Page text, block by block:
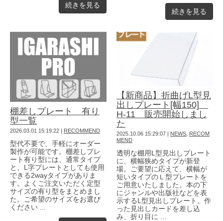
続きを見る
続きを見る
棚差しプレート 有り
型一覧
2026.03.01 15:19:22 | RECOMMEND
型代不要で、手軽にオーダー
製作が可能です。棚差しプレ
ート有り型には、通常タイプ
と、L字プレートとしても使用
できる2wayタイプがありま
す。よくご注文いただく定型
サイズの有り型をまとめまし
た。ご希望のサイズをお選び
ください ...
【新商品】折曲げL型見
出しプレート[幅150]
H-11 販売開始しまし
た
2025.10.06 15:29:07 | NEWS RECOM
MEND
透明な棚用L型見出しプレート
に、横幅狭めタイプが新登
場。ご要望に応えて、横幅が
短いタイプのＬ型プレートを
ご用意いたしました。本の下
にジャンルや出版社などを表
示するL型見出しプレート。作
った見出しカードを差し込
み、折り目に ...